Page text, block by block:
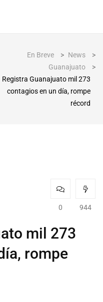
En Breve > News
>
Guanajuato
>
Registra Guanajuato mil 273
contagios en un día, rompe
récord
0 944
mil 273
rompe